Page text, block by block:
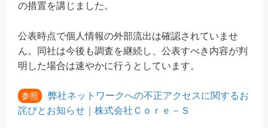
の措置を講じました。
公表時点で個人情報の外部流出は確認されていませ
ん。同社は今後も調査を継続し、公表すべき内容が判
明した場合は速やかに行うとしています。
参照
弊社ネットワークへの不正アクセスに関するお
詫びとお知らせ｜株式会社Ｃｏｒｅ－Ｓ